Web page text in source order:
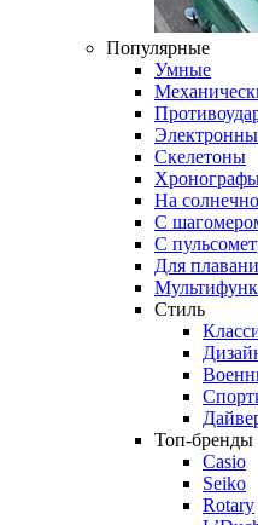
Популярные
Умные
Скелетоны
На
С
С
Для
Стиль
Топ-бренды
Casio
Seiko
Rotary